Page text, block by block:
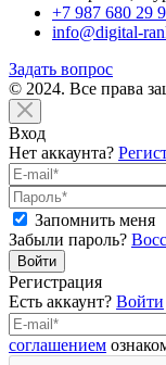
+7 987 680 29
info@digital-
Задать вопрос
© 2024. Все права
Вход
Нет аккаунта?
Запомнить меня
Забыли пароль?
Войти
Регистрация
Есть аккаунт? Войти
соглашением